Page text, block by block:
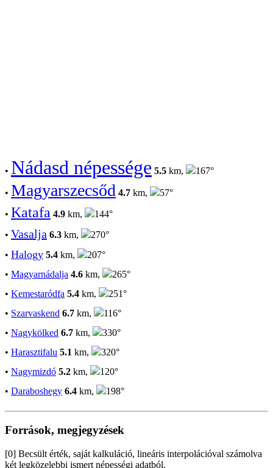
• Nádasd népessége 5.5 km, 167°
• Magyarszecsőd 4.7 km, 57°
• Katafa 4.9 km,
144°
• Vasalja 6.3 km,
270°
• Halogy 5.4 km,
207°
• Magyarnádalja 4.6 km,
265°
• Kemestaródfa 5.4 km,
251°
• Szarvaskend 6.7 km,
116°
• Nagykölked 6.7 km,
330°
• Harasztifalu 5.1 km,
320°
• Nagymizdó 5.2 km,
120°
• Daraboshegy 6.4 km, 198°
Források, megjegyzések
[0] Becsült érték, saját kalkuláció, lineáris interpolációval számolva
két legközelebbi ismert népességi adatból.